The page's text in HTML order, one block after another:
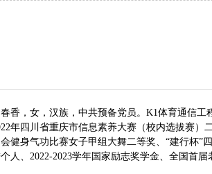
香，女，汉族，中共预备党员。K1体育通信工
年四川省重庆市信息素养大赛（校内选拔赛）
健身气功比赛女子甲组大舞二等奖、“建行杯”
人、2022-2023学年国家励志奖学金、全国首